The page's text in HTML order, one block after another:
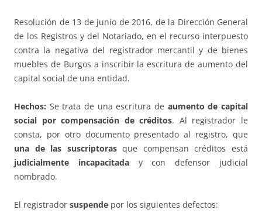
Resolución de 13 de junio de 2016, de la Dirección General
de los Registros y del Notariado, en el recurso interpuesto
contra la negativa del registrador mercantil y de bienes
muebles de Burgos a inscribir la escritura de aumento del
capital social de una entidad.
Hechos: Se trata de una escritura de aumento de capital
social por compensación de créditos. Al registrador le
consta, por otro documento presentado al registro, que
una de las suscriptorasque compensan créditos está
judicialmente incapacitaday con defensor judicial
nombrado.
El registrador suspende por los siguientes defectos: